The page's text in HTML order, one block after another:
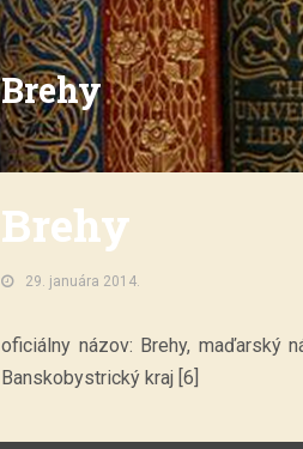
Brehy
Brehy
29. januára 2014.
oficiálny názov: Brehy, maďarský
Banskobystrický kraj [6]